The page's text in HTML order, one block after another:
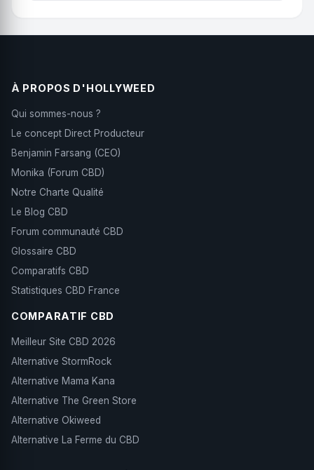
chanvre pour toutes les vertus exceptionnelles
extérieur sur sol vivant. En conversion bio, je
À PROPOS D'HOLLYWEED
Qui sommes-nous ?
Le concept Direct Producteur
Benjamin Farsang (CEO)
Monika (Forum CBD)
Notre Charte Qualité
Le Blog CBD
Forum communauté CBD
Glossaire CBD
Comparatifs CBD
Statistiques CBD France
COMPARATIF CBD
Meilleur Site CBD 2026
Alternative StormRock
Alternative Mama Kana
Alternative The Green Store
Alternative Okiweed
Alternative La Ferme du CBD